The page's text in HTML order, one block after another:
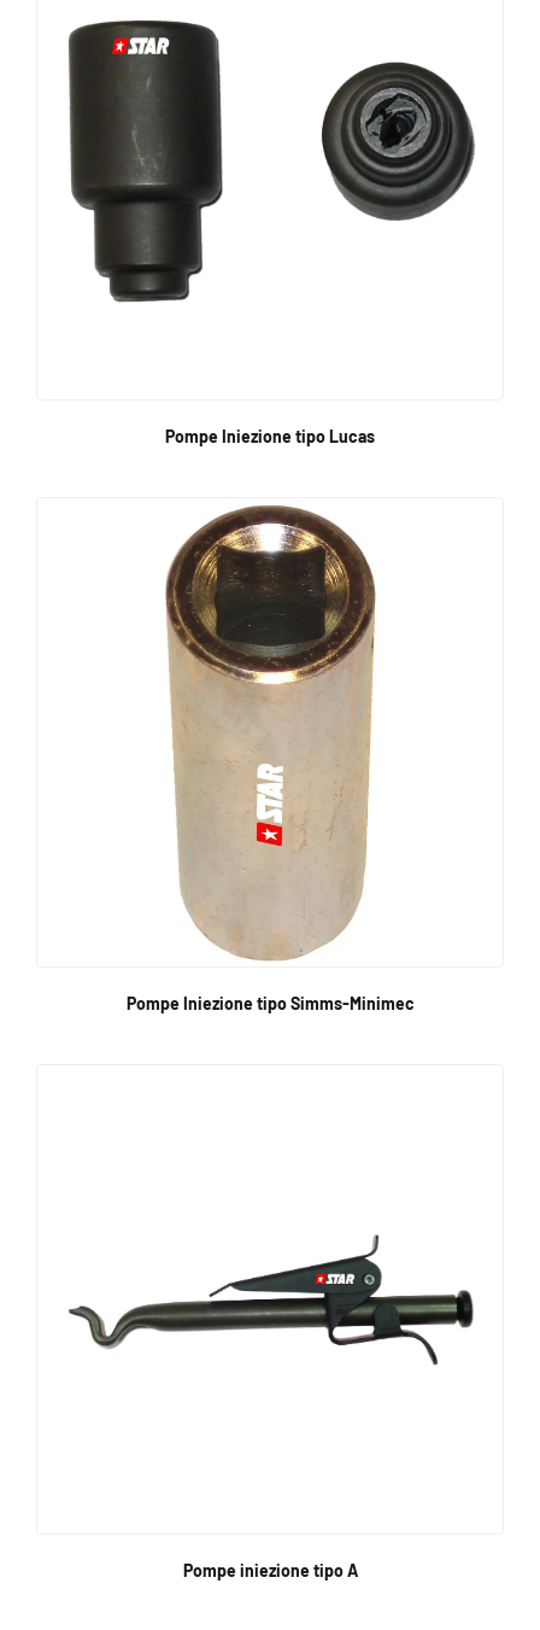
Pompe Iniezione tipo Lucas
Pompe Iniezione tipo Simms-Minimec
Pompe iniezione tipo A